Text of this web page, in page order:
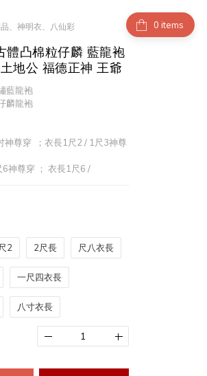
items
、神明衣、八仙彩
體凸棉粒仔麟 藍龍袍
地公 福德正神 王爺
藍龍袍
麟龍袍
神尊穿  ；衣長1尺2 / 1尺3神尊
神尊穿 ； 衣長1尺6 /
2 2尺長 尺八衣長
一尺四衣長
八寸衣長